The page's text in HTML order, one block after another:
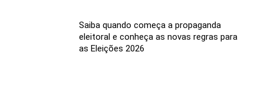
Saiba quando começa a propaganda
eleitoral e conheça as novas regras para
as Eleições 2026